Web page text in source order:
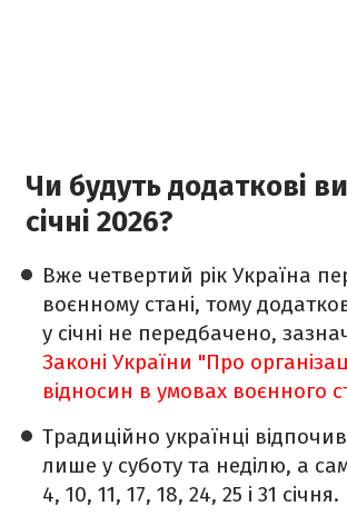
Чи будуть додаткові
січні 2026?
Вже четвертий рік Україна
воєнному стані, тому
у січні не передбачено,
Законі України "Про
відносин в умовах воєнного
Традиційно українці
лише у суботу та неділю, а
4, 10, 11, 17, 18, 24, 25 і 31 січня.